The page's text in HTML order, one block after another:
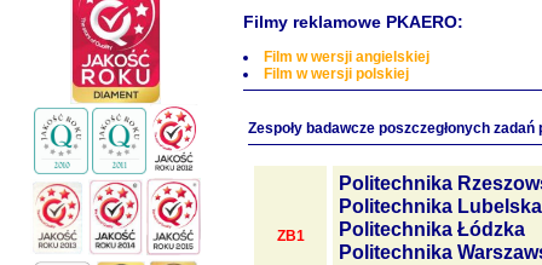
Filmy reklamowe PKAERO:
Film w wersji angielskiej
Film w wersji polskiej
Zespoły badawcze poszczegłonych zadań
ZB1
Politechnika
Politechnika Lubelska
Politechnika Łódzka
Politechnika